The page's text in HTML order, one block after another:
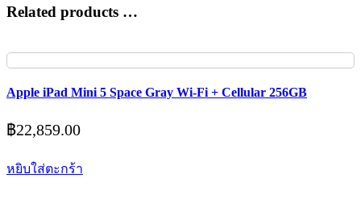
Related products …
Apple iPad Mini 5 Space Gray Wi-Fi + Cellular 256GB
฿22,859.00
หยิบใส่ตะกร้า